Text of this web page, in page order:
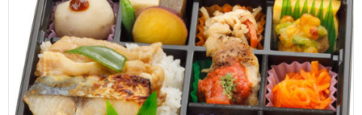
静岡県浜松市中央区板屋町2025/08/14